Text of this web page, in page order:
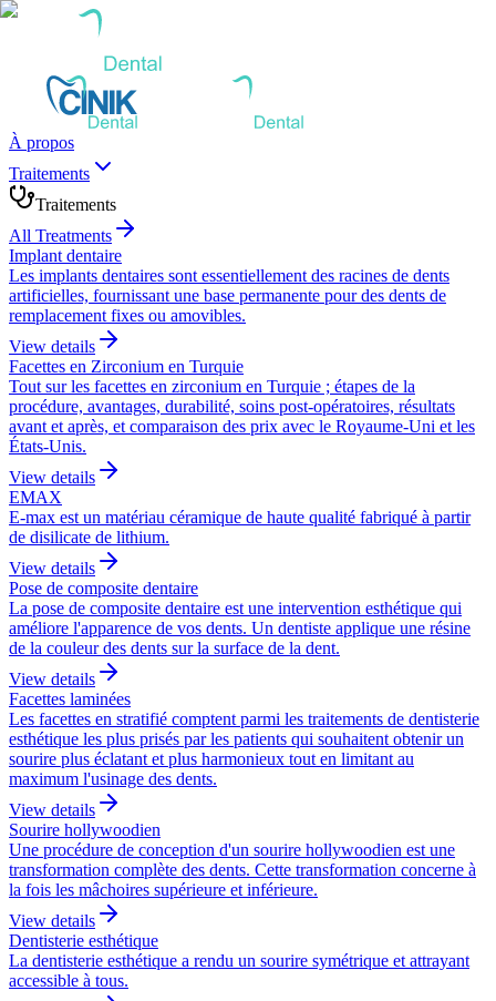
À propos
Traitements
Traitements
All Treatments
Implant dentaire
Les implants dentaires sont essentiellement des racines de dents
artificielles, fournissant une base permanente pour des dents de
remplacement fixes ou amovibles.
View details
Facettes en Zirconium en Turquie
Tout sur les facettes en zirconium en Turquie ; étapes de la
procédure, avantages, durabilité, soins post-opératoires, résultats
avant et après, et comparaison des prix avec le Royaume-Uni et les
États-Unis.
View details
EMAX
E-max est un matériau céramique de haute qualité fabriqué à partir
de disilicate de lithium.
View details
Pose de composite dentaire
La pose de composite dentaire est une intervention esthétique qui
améliore l'apparence de vos dents. Un dentiste applique une résine
de la couleur des dents sur la surface de la dent.
View details
Facettes laminées
Les facettes en stratifié comptent parmi les traitements de dentisterie
esthétique les plus prisés par les patients qui souhaitent obtenir un
sourire plus éclatant et plus harmonieux tout en limitant au
maximum l'usinage des dents.
View details
Sourire hollywoodien
Une procédure de conception d'un sourire hollywoodien est une
transformation complète des dents. Cette transformation concerne à
la fois les mâchoires supérieure et inférieure.
View details
Dentisterie esthétique
La dentisterie esthétique a rendu un sourire symétrique et attrayant
accessible à tous.